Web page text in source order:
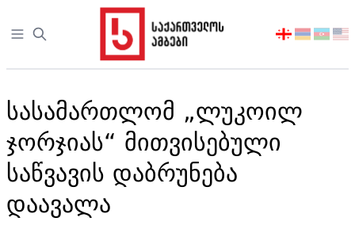
Open sidebar
აირჩიეთ
სასამართლომ „ლუკოილ
ჯორჯიას“ მითვისებული
საწვავის დაბრუნება
დაავალა